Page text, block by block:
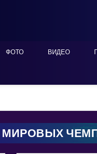
ФОТО ВИДЕО
МИРОВЫХ